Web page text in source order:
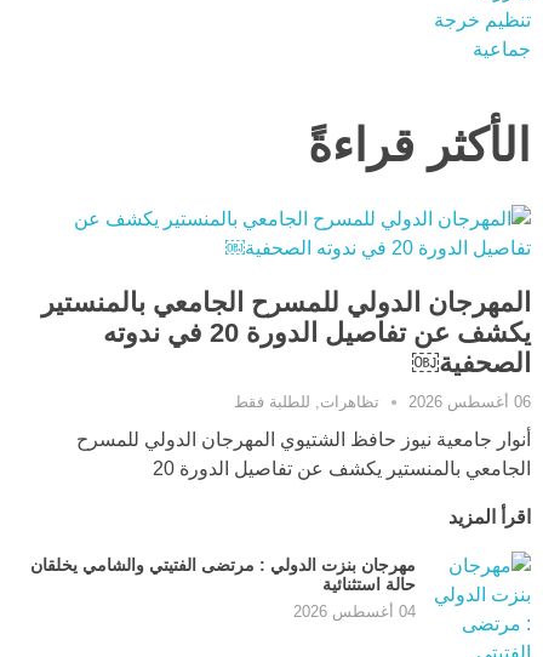
الأكثر قراءةً
المهرجان الدولي للمسرح الجامعي بالمنستير
يكشف عن تفاصيل الدورة 20 في ندوته
الصحفية￼
06 أغسطس 2026 تظاهرات للطلبة فقط
أنوار جامعية نيوز حافظ الشتيوي المهرجان الدولي للمسرح
الجامعي بالمنستير يكشف عن تفاصيل الدورة 20
اقرأ المزيد
مهرجان بنزت الدولي : مرتضى الفتيتي والشامي يخلقان
حالة استثنائية
04 أغسطس 2026